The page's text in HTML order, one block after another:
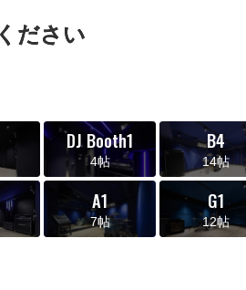
ださい
DJ Booth1
4帖
B4
14帖
A1
7帖
G1
12帖